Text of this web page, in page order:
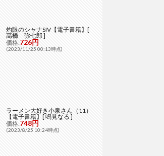
灼眼のシャナSIV【電子書籍】[
高橋 弥七郎 ]
価格:726円
(2023/11/25 00:13時点)
ラーメン大好き小泉さん（11）
【電子書籍】[ 鳴見なる ]
価格:748円
(2023/8/25 10:24時点)